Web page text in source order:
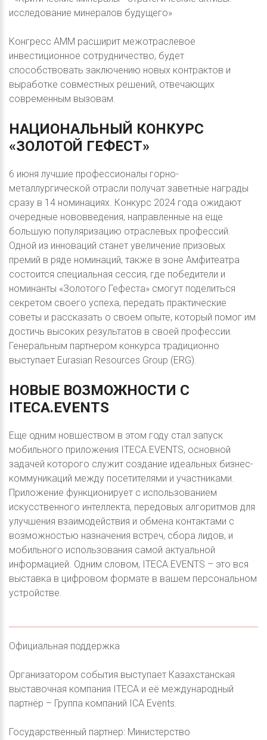
исследование минералов будущего»
Конгресс АММ расширит межотраслевое
инвестиционное сотрудничество, будет
способствовать заключению новых контрактов и
выработке совместных решений, отвечающих
современным вызовам.
НАЦИОНАЛЬНЫЙ КОНКУРС
«ЗОЛОТОЙ ГЕФЕСТ»
6 июня лучшие профессионалы горно-
металлургической отрасли получат заветные награды
сразу в 14 номинациях. Конкурс 2024 года ожидают
очередные нововведения, направленные на еще
большую популяризацию отраслевых профессий.
Одной из инноваций станет увеличение призовых
премий в ряде номинаций, также в зоне Амфитеатра
состоится специальная сессия, где победители и
номинанты «Золотого Гефеста» смогут поделиться
секретом своего успеха, передать практические
советы и рассказать о своем опыте, который помог им
достичь высоких результатов в своей профессии.
Генеральным партнером конкурса традиционно
выступает Eurasian Resources Group (ERG).
НОВЫЕ ВОЗМОЖНОСТИ С
ITECA.EVENTS
Еще одним новшеством в этом году стал запуск
мобильного приложения ITECA.EVENTS, основной
задачей которого служит создание идеальных бизнес-
коммуникаций между посетителями и участниками.
Приложение функционирует с использованием
искусственного интеллекта, передовых алгоритмов для
улучшения взаимодействия и обмена контактами с
возможностью назначения встреч, сбора лидов, и
мобильного использования самой актуальной
информацией. Одним словом, ITECA.EVENTS – это вся
выставка в цифровом формате в вашем персональном
устройстве.
Официальная поддержка
Организатором события выступает Казахстанская
выставочная компания ITECA и её международный
партнёр – Группа компаний ICA Events.
Государственный партнер: Министерство